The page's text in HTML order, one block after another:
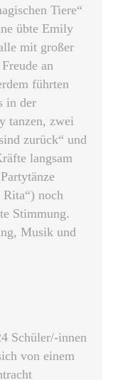
Tiere“
übte Emily
mit großer
an
führten
in der
tanzen, zwei
zurück“ und
langsam
Rita“) noch
Stimmung.
Musik und
Schüler/-innen
von einem